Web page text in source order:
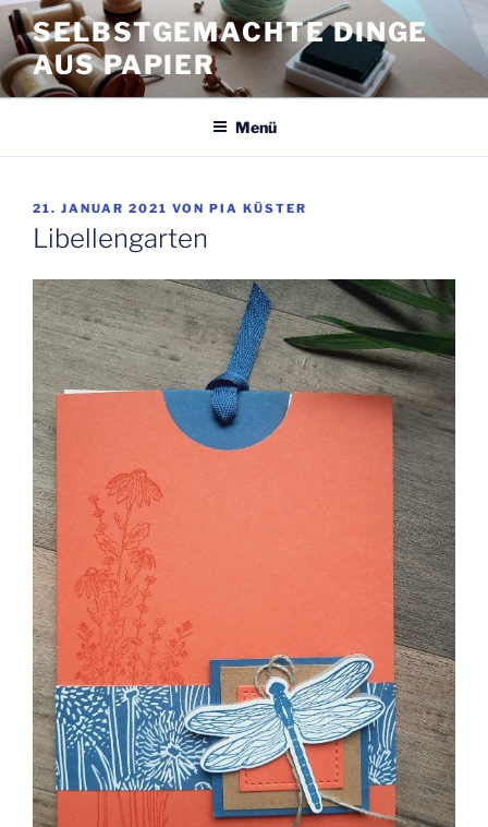
Zum
Inhalt
springen
SELBSTGEMACHTE DINGE
AUS PAPIER
Menü
VERÖFFENTLICHT
AM
21. JANUAR 2021 VON PIA KÜSTER
Libellengarten